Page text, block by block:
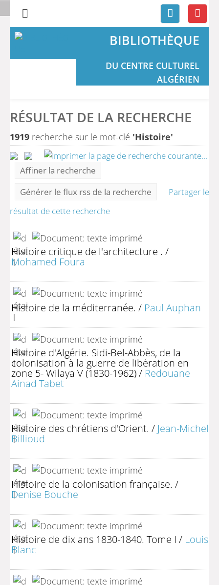
BIBLIOTHÈQUE
DU CENTRE CULTUREL
ALGÉRIEN
RÉSULTAT DE LA RECHERCHE
1919 recherche sur le mot-clé 'Histoire'
Affiner la recherche
Générer le flux rss de la recherche
Partager le
résultat de cette recherche
Histoire critique de l'architecture . /
Mohamed Foura
Histoire de la méditerranée. / Paul Auphan
Histoire d'Algérie. Sidi-Bel-Abbès, de la
colonisation à la guerre de libération en
zone 5- Wilaya V (1830-1962)/ Redouane
Ainad Tabet
Histoire des chrétiens d'Orient. / Jean-Michel
Billioud
Histoire de la colonisation française. /
Denise Bouche
Histoire de dix ans 1830-1840. Tome I / Louis
Blanc